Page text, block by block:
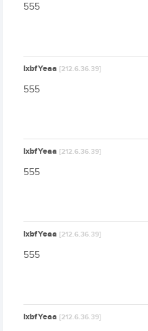
555
lxbfYeaa[212.6.36.39]
555
lxbfYeaa[212.6.36.39]
555
lxbfYeaa[212.6.36.39]
555
lxbfYeaa[212.6.36.39]